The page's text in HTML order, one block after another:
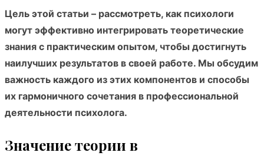
Цель этой статьи – рассмотреть, как психологи
могут эффективно интегрировать теоретические
знания с практическим опытом, чтобы достигнуть
наилучших результатов в своей работе. Мы обсудим
важность каждого из этих компонентов и способы
их гармоничного сочетания в профессиональной
деятельности психолога.
Значение теории в